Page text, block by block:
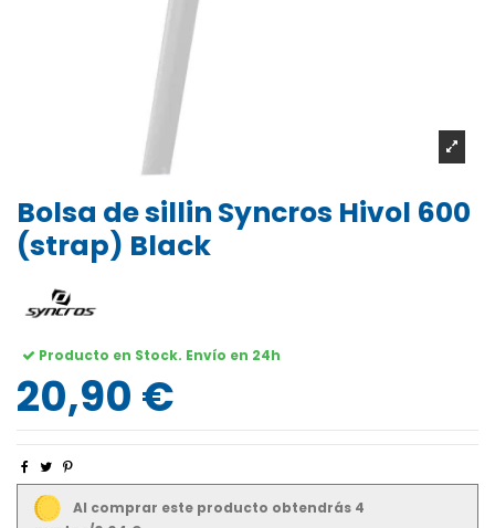
Bolsa de sillin Syncros Hivol 600
(strap) Black
Producto en Stock. Envío en 24h
20,90 €
Al comprar este producto obtendrás 4